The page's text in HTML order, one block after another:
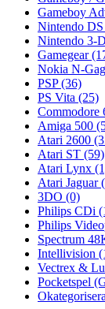
Gameboy
Nintendo DS
Nintendo 3-
Gamegear
Nokia N-
PSP(36)
PS Vita (25)
Commodore
Amiga 500
Atari 2600
Atari ST (59)
Atari Lynx
Atari Jaguar
3DO (0)
Philips CDi
Philips
Spectrum
Intellivision
Vectrex &
Pocketspel